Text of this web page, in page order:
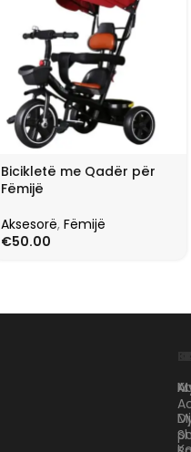
Bicikletë me Qadër për
Fëmijë
Aksesorë, Fëmijë
€50.00